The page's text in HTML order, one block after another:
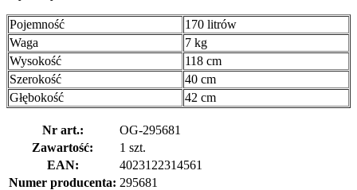
Pojemność
170 litrów
Waga
7 kg
Wysokość
118 cm
Szerokość
40 cm
Głębokość
42 cm
Nr art.:
OG-295681
Zawartość:
1 szt.
EAN:
4023122314561
Numer producenta: 295681